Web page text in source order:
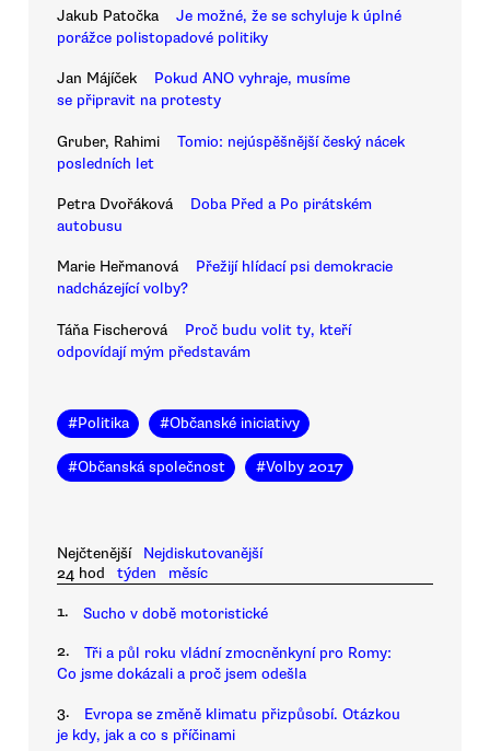
Jakub Patočka
Je možné, že se schyluje k úplné
porážce polistopadové politiky
Jan Májíček
Pokud ANO vyhraje, musíme
se připravit na protesty
Gruber, Rahimi
Tomio: nejúspěšnější český nácek
posledních let
Petra Dvořáková
Doba Před a Po pirátském
autobusu
Marie Heřmanová
Přežijí hlídací psi demokracie
nadcházející volby?
Táňa Fischerová
Proč budu volit ty, kteří
odpovídají mým představám
#Politika #Občanské iniciativy
#Občanská společnost #Volby 2017
Nejčtenější
Nejdiskutovanější
24 hod
týden měsíc
1. Sucho v době motoristické
2.
Tři a půl roku vládní zmocněnkyní pro Romy:
Co jsme dokázali a proč jsem odešla
3.
Evropa se změně klimatu přizpůsobí. Otázkou
je kdy, jak a co s příčinami